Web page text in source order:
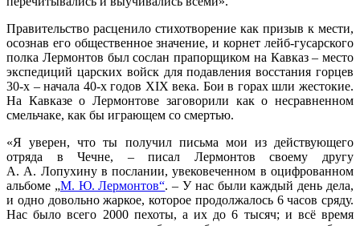
Правительство расценило стихотворение как призыв к мести,
осознав его общественное значение, и корнет лейб-гусарского
полка Лермонтов был сослан прапорщиком на Кавказ – место
экспедиций царских войск для подавления восстания горцев
30-х – начала 40-х годов XIX века. Бои в горах шли жестокие.
На Кавказе о Лермонтове заговорили как о несравненном
смельчаке, как бы играющем со смертью.
«Я уверен, что ты получил письма мои из действующего
отряда в Чечне, – писал Лермонтов своему другу
А. А. Лопухину в послании, увековеченном в оцифрованном
альбоме „М. Ю. Лермонтов“. – У нас были каждый день дела,
и одно довольно жаркое, которое продолжалось 6 часов сряду.
Нас было всего 2000 пехоты, а их до 6 тысяч; и всё время